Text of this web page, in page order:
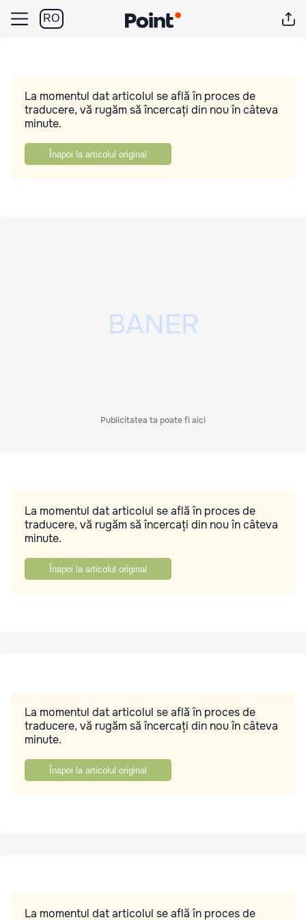
RO
La momentul dat articolul se află în proces de
traducere, vă rugăm să încercați din nou în câteva
minute.
Înapoi la articolul original
Publicitatea ta poate fi aici
La momentul dat articolul se află în proces de
traducere, vă rugăm să încercați din nou în câteva
minute.
Înapoi la articolul original
La momentul dat articolul se află în proces de
traducere, vă rugăm să încercați din nou în câteva
minute.
Înapoi la articolul original
La momentul dat articolul se află în proces de